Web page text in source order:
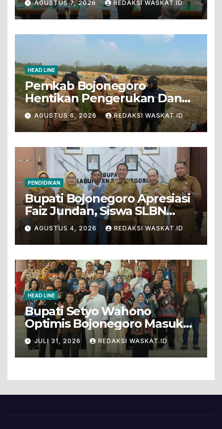
AGUSTUS 7, 2026 REDAKSI WASKAT.ID
HEAD LINE
Pemkab Bojonegoro
Hentikan Pengerukan Dan
Penjualan Tanah Dari Lahan
Pertanian
AGUSTUS 6, 2026 REDAKSI WASKAT.ID
PENDIDIKAN
Bupati Bojonegoro Apresiasi
Faiz Jundan, Siswa SLBN
Gunungsari Baureno Masuk
LKS Diksus Tingkat Nasional
AGUSTUS 4, 2026 REDAKSI WASKAT.ID
HEAD LINE
Bupati Setyo Wahono
Optimis Bojonegoro Masuk
Unesco Global Geopark
JULI 31, 2026 REDAKSI WASKAT.ID